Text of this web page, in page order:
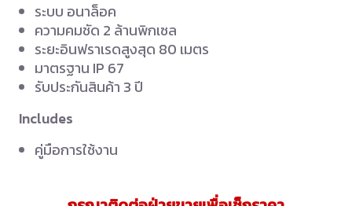
ระบบ อนาล็อค
ความคมชัด 2 ล้านพิกเซล
ระยะอินฟราเรดสูงสุด 80 เมตร
มาตรฐาน IP 67
รับประกันสินค้า 3 ปี
Includes
คู่มือการใช้งาน